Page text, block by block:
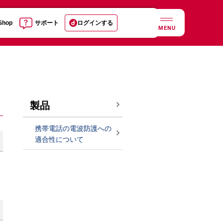
サポート ログインする
MENU
製品
携帯電話の電波防護への
適合性について